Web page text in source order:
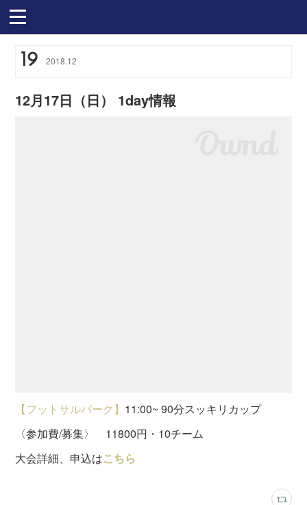
19 2018.12
12月17日（日） 1day情報
【フットサルパーク】 11:00~ 90分スッキリカップ
〈参加費/募集〉 11800円・10チーム
大会詳細、申込はこちら